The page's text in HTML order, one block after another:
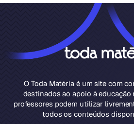
O Toda Matéria é um site com
destinados ao apoio à educação
professores podem utilizar
todos os conteúdos